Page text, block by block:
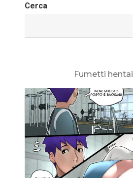
Cerca
Fumetti hentai